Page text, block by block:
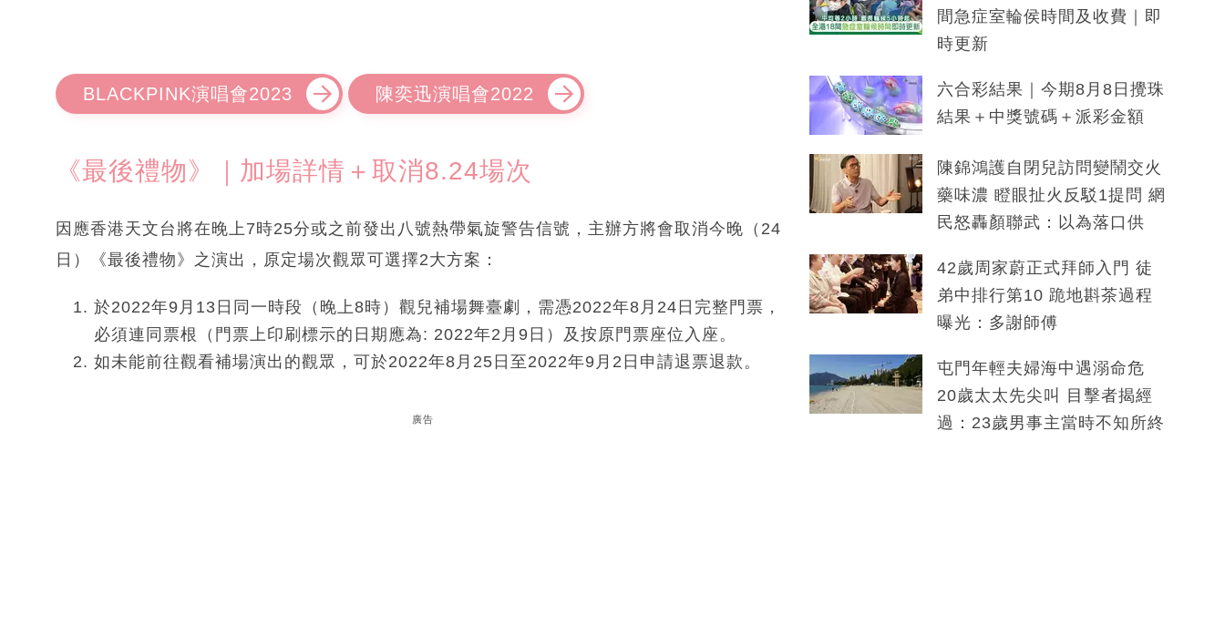
BLACKPINK演唱會2023 陳奕迅演唱會2022
《最後禮物》｜加場詳情＋取消8.24場次
因應香港天文台將在晚上7時25分或之前發出八號熱帶氣旋警告信號，主辦方將會取消今晚（24
日）《最後禮物》之演出，原定場次觀眾可選擇2大方案：
於2022年9月13日同一時段（晚上8時）觀兒補場舞臺劇，需憑2022年8月24日完整門票，
必須連同票根（門票上印刷標示的日期應為: 2022年2月9日）及按原門票座位入座。
如未能前往觀看補場演出的觀眾，可於2022年8月25日至2022年9月2日申請退票退款。
廣告
間急症室輪侯時間及收費｜即
時更新
六合彩結果｜今期8月8日攪珠
結果＋中獎號碼＋派彩金額
陳錦鴻護自閉兒訪問變鬧交火
藥味濃 瞪眼扯火反駁1提問 網
民怒轟顏聯武：以為落口供
42歲周家蔚正式拜師入門 徒
弟中排行第10 跪地斟茶過程
曝光：多謝師傅
屯門年輕夫婦海中遇溺命危
20歲太太先尖叫 目擊者揭經
過：23歲男事主當時不知所終